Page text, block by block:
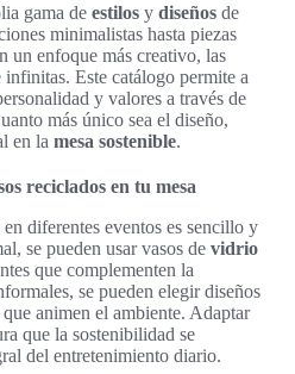
gama de estilos y diseños de
minimalistas hasta piezas
un enfoque más creativo, las
Este catálogo permite a
y valores a través de
más único sea el diseño,
en la mesa sostenible.
reciclados en tu mesa
diferentes eventos es sencillo y
se pueden usar vasos de vidrio
que complementen la
se pueden elegir diseños
animen el ambiente. Adaptar
que la sostenibilidad se
del entretenimiento diario.